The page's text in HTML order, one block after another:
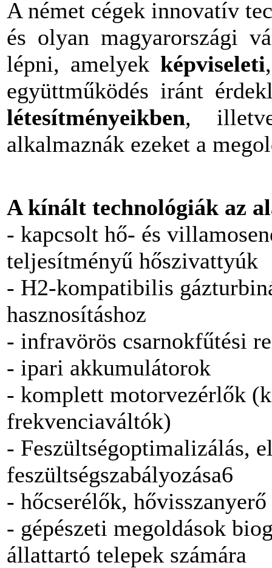
A német cégek innovatív
és olyan magyarországi
lépni, amelyek képviseleti
együttműködés iránt
létesítményeikben,
alkalmaznák ezeket a
A kínált technológiák az
- kapcsolt hő- és
teljesítményű hőszivattyúk
- H2-kompatibilis
hasznosításhoz
- infravörös csarnokfűtési
- ipari akkumulátorok
- komplett motorvezérlők
frekvenciaváltók)
- Feszültségoptimalizálás,
feszültségszabályozása6
- hőcserélők, hővisszanyerő
- gépészeti megoldások
állattartó telepek számára